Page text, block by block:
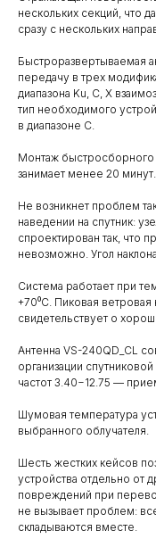
нескольких секций, что
сразу с нескольких
Быстроразвертываемая
передачу в трех
диапазона Ku, C, X
тип необходимого
в диапазоне С.
Монтаж
занимает менее 20 минут.
Не возникнет проблем
наведении на спутник:
спроектирован так, что
невозможно. Угол
Система работает при
+70⁰С. Пиковая ветровая
свидетельствует о
Антенна VS-240QD_CL
организации
частот 3.40−12.75 —
Шумовая температура
выбранного облучателя.
Шесть жестких кейсов
устройства отдельно от
повреждений при
не вызывает проблем:
складываются вместе.